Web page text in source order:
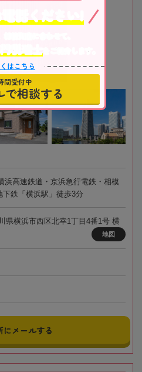
浜高速鉄道・京浜急行電鉄・相模
鉄「横浜駅」徒歩3分
県横浜市西区北幸1丁目4番1号 横
地図
にメールする
相続資産に合わせて、
税理士
をご紹介します。
はこちら
間受付中
で相談する